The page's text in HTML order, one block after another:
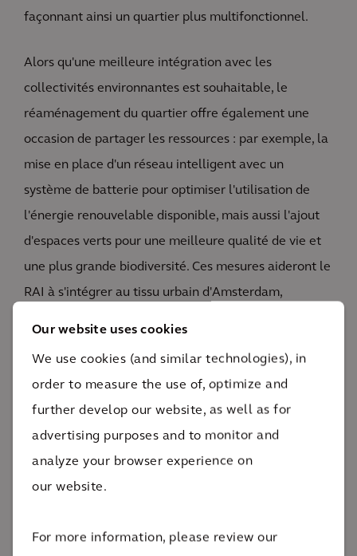
Our website uses cookies
We use cookies (and similar technologies), in
order to measure the use of, optimize and
further develop our website, as well as for
advertising purposes and to monitor and
analyze your browser experience on
our website.
For more information, please review our
façonnant ainsi un quartier plus multifonctionnel.
Alors qu'une meilleure intégration avec les
collectivités environnantes est souhaitable, le
réaménagement du quartier offre également une
occasion de partager les ressources : par exemple, la
mise en place d'un réseau intelligent avec un
système de batterie pour optimiser l'utilisation de
l'énergie renouvelable disponible, mais aussi l'ajout
d'espaces verts pour une meilleure qualité de vie et
une plus grande biodiversité. Ces mesures aideront le
RAI à s'intégrer au tissu urbain d'Amsterdam,
Pour développer unsystème énergétique urbain dans
le cadre du plan directeur, notre équipe assume
plusieurs fonctions : chef de projet, intégrateur de
système et partenaire de partage de contenu. Il s'agit
également de rassembler diverses parties prenantes,
telles que Shell, Vattenfall, la ville d'Amsterdam, le
des acteurs clés dans la réalisation d'une